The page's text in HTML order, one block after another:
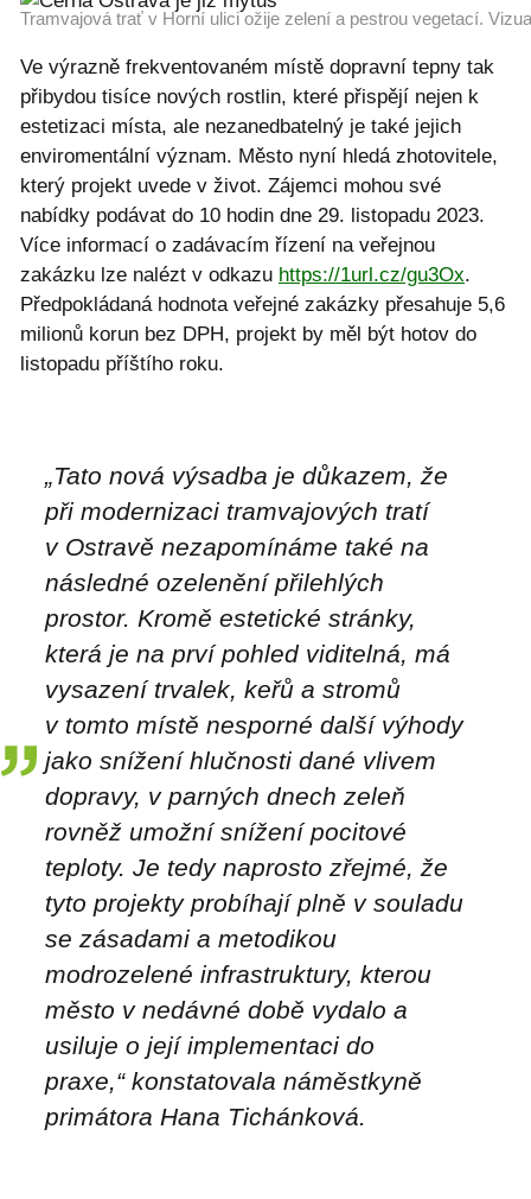
Tramvajová trať v Horní ulici ožije zelení a pestrou vegetací.
Ve výrazně frekventovaném místě dopravní tepny tak
přibydou tisíce nových rostlin, které přispějí nejen k
estetizaci místa, ale nezanedbatelný je také jejich
enviromentální význam. Město nyní hledá zhotovitele,
který projekt uvede v život. Zájemci mohou své
nabídky podávat do 10 hodin dne 29. listopadu 2023.
Více informací o zadávacím řízení na veřejnou
zakázku lze nalézt v odkazu https://1url.cz/gu3Ox.
Předpokládaná hodnota veřejné zakázky přesahuje 5,6
milionů korun bez DPH, projekt by měl být hotov do
listopadu příštího roku.
„Tato nová výsadba je důkazem, že
při modernizaci tramvajových tratí
v Ostravě nezapomínáme také na
následné ozelenění přilehlých
prostor. Kromě estetické stránky,
která je na prví pohled viditelná, má
vysazení trvalek, keřů a stromů
v tomto místě nesporné další výhody
jako snížení hlučnosti dané vlivem
dopravy, v parných dnech zeleň
rovněž umožní snížení pocitové
teploty. Je tedy naprosto zřejmé, že
tyto projekty probíhají plně v souladu
se zásadami a metodikou
modrozelené infrastruktury, kterou
město v nedávné době vydalo a
usiluje o její implementaci do
praxe,“ konstatovala náměstkyně
primátora Hana Tichánková.